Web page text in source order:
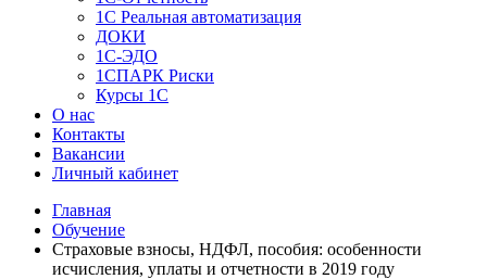
1С Реальная автоматизация
ДОКИ
1C-ЭДО
1СПАРК Риски
Курсы 1С
О нас
Контакты
Вакансии
Личный кабинет
Главная
Обучение
Страховые взносы, НДФЛ, пособия: особенности
исчисления, уплаты и отчетности в 2019 году